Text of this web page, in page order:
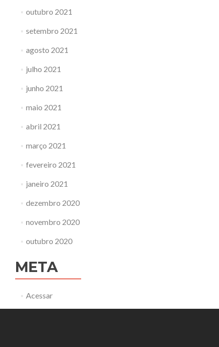
outubro 2021
setembro 2021
agosto 2021
julho 2021
junho 2021
maio 2021
abril 2021
março 2021
fevereiro 2021
janeiro 2021
dezembro 2020
novembro 2020
outubro 2020
META
Acessar